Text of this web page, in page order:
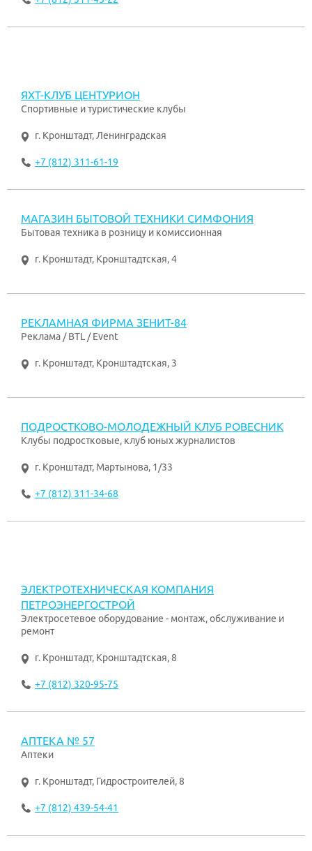
ЯХТ-КЛУБ ЦЕНТУРИОН
Спортивные и туристические клубы
г. Кронштадт,Ленинградская
+7 (812) 311-61-19
МАГАЗИН БЫТОВОЙ ТЕХНИКИ СИМФОНИЯ
Бытовая техника в розницу и комиссионная
г. Кронштадт, Кронштадтская, 4
РЕКЛАМНАЯ ФИРМА ЗЕНИТ-84
Реклама / BTL / Event
г. Кронштадт, Кронштадтская, 3
ПОДРОСТКОВО-МОЛОДЕЖНЫЙ КЛУБ РОВЕСНИК
Клубы подростковые, клуб юных журналистов
г. Кронштадт, Мартынова, 1/33
+7 (812) 311-34-68
ЭЛЕКТРОТЕХНИЧЕСКАЯ КОМПАНИЯ
ПЕТРОЭНЕРГОСТРОЙ
Электросетевое оборудование - монтаж, обслуживание и
ремонт
г. Кронштадт, Кронштадтская, 8
+7 (812) 320-95-75
АПТЕКА № 57
Аптеки
г. Кронштадт, Гидростроителей, 8
+7 (812) 439-54-41